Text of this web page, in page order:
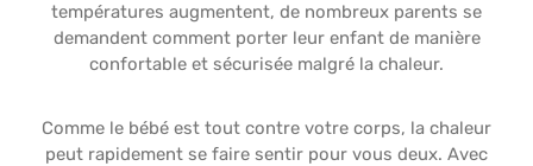
températures augmentent, de nombreux parents se
demandent comment porter leur enfant de manière
confortable et sécurisée malgré la chaleur.
Comme le bébé est tout contre votre corps, la chaleur
peut rapidement se faire sentir pour vous deux. Avec